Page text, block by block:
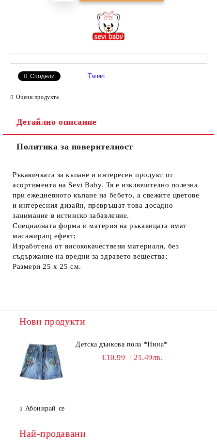
Сподели Tweet
Оцени продукта
Детайлно описание
Политика за поверителност
Ръкавичката за къпане и интересен продукт от
асортимента на Sevi Baby. Тя е изключително полезна
при ежедневното къпане на бебето, а свежите цветове
и интересния дизайн, превръщат това досадно
занимание в истинско забавление.
Специалната форма и материя на ръкавицата имат
масажиращ ефект;
Изработена от висококачествени материали, без
съдържание на вредни за здравето вещества;
Размери 25 х 25 см.
Нови продукти
Детска дънкова пола *Нина*
€10.99 21.49лв.
Абонирай се
Най-продавани